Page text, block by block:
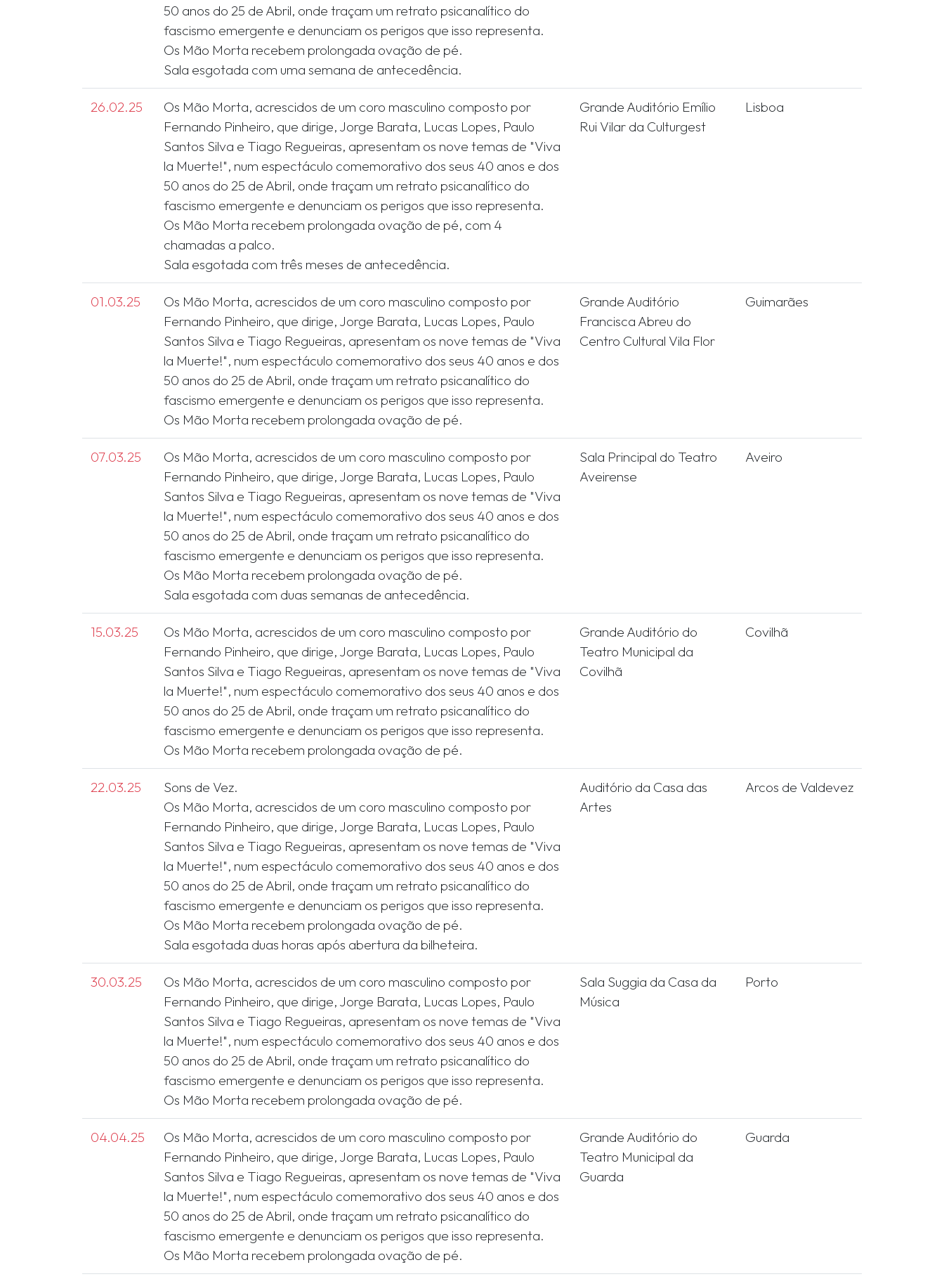
50 anos do 25 de Abril, onde traçam um retrato psicanalítico do
fascismo emergente e denunciam os perigos que isso representa.
Os Mão Morta recebem prolongada ovação de pé.
26.02.25
Os Mão Morta, acrescidos de um coro masculino composto por
Fernando Pinheiro, que dirige, Jorge Barata, Lucas Lopes, Paulo
Santos Silva e Tiago Regueiras, apresentam os nove temas de "Viva
la Muerte!", num espectáculo comemorativo dos seus 40 anos e dos
50 anos do 25 de Abril, onde traçam um retrato psicanalítico do
fascismo emergente e denunciam os perigos que isso representa.
Os Mão Morta recebem prolongada ovação de pé, com 4
chamadas a palco.
Grande Auditório Emílio
Rui Vilar da Culturgest
Lisboa
01.03.25
Os Mão Morta, acrescidos de um coro masculino composto por
Fernando Pinheiro, que dirige, Jorge Barata, Lucas Lopes, Paulo
Santos Silva e Tiago Regueiras, apresentam os nove temas de "Viva
la Muerte!", num espectáculo comemorativo dos seus 40 anos e dos
50 anos do 25 de Abril, onde traçam um retrato psicanalítico do
fascismo emergente e denunciam os perigos que isso representa.
Grande Auditório
Francisca Abreu do
Centro Cultural Vila Flor
Guimarães
07.03.25
Os Mão Morta, acrescidos de um coro masculino composto por
Fernando Pinheiro, que dirige, Jorge Barata, Lucas Lopes, Paulo
Santos Silva e Tiago Regueiras, apresentam os nove temas de "Viva
la Muerte!", num espectáculo comemorativo dos seus 40 anos e dos
50 anos do 25 de Abril, onde traçam um retrato psicanalítico do
fascismo emergente e denunciam os perigos que isso representa.
Os Mão Morta recebem prolongada ovação de pé.
Sala Principal do Teatro
Aveirense
Aveiro
15.03.25
Os Mão Morta, acrescidos de um coro masculino composto por
Fernando Pinheiro, que dirige, Jorge Barata, Lucas Lopes, Paulo
Santos Silva e Tiago Regueiras, apresentam os nove temas de "Viva
la Muerte!", num espectáculo comemorativo dos seus 40 anos e dos
50 anos do 25 de Abril, onde traçam um retrato psicanalítico do
fascismo emergente e denunciam os perigos que isso representa.
Grande Auditório do
Teatro Municipal da
Covilhã
Covilhã
22.03.25
Sons de Vez.
Os Mão Morta, acrescidos de um coro masculino composto por
Fernando Pinheiro, que dirige, Jorge Barata, Lucas Lopes, Paulo
Santos Silva e Tiago Regueiras, apresentam os nove temas de "Viva
la Muerte!", num espectáculo comemorativo dos seus 40 anos e dos
50 anos do 25 de Abril, onde traçam um retrato psicanalítico do
fascismo emergente e denunciam os perigos que isso representa.
Os Mão Morta recebem prolongada ovação de pé.
Auditório da Casa das
Artes
Arcos de Valdevez
30.03.25
Os Mão Morta, acrescidos de um coro masculino composto por
Fernando Pinheiro, que dirige, Jorge Barata, Lucas Lopes, Paulo
Santos Silva e Tiago Regueiras, apresentam os nove temas de "Viva
la Muerte!", num espectáculo comemorativo dos seus 40 anos e dos
50 anos do 25 de Abril, onde traçam um retrato psicanalítico do
fascismo emergente e denunciam os perigos que isso representa.
Sala Suggia da Casa da
Música
Porto
04.04.25
Os Mão Morta, acrescidos de um coro masculino composto por
Fernando Pinheiro, que dirige, Jorge Barata, Lucas Lopes, Paulo
Santos Silva e Tiago Regueiras, apresentam os nove temas de "Viva
la Muerte!", num espectáculo comemorativo dos seus 40 anos e dos
50 anos do 25 de Abril, onde traçam um retrato psicanalítico do
fascismo emergente e denunciam os perigos que isso representa.
Grande Auditório do
Teatro Municipal da
Guarda
Guarda